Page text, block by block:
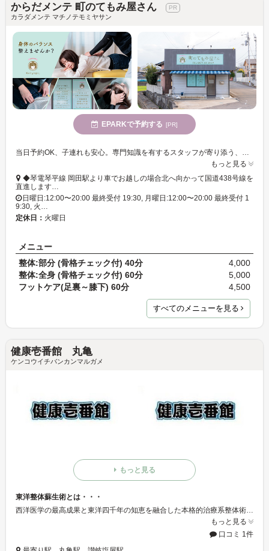
からだメンテ 町のてもみ屋さん
カラダメンテ マチノテモミヤサン
EPARKで予約する [PR]
当日予約OK、子連れも安心。専門知識を有するスタッフが寄り添う、優しい整体とボディケア。忙しい毎日に、ほっとできる身体のメンテナンスを
もっと見る
◆琴電琴平線 岡田駅より車でお越しの場合北へ向かって国道438号線を
直進します…
日曜日:12:00〜20:00 最終受付 19:30, 月曜日:12:00〜20:00 最終受付 1
9:30, 火…
定休日： 火曜日
メニュー
整体:部分 (骨格チェック付) 40分
4,000
整体:全身 (骨格チェック付) 60分
5,000
フットケア(足裏～膝下) 60分
4,500
すべてのメニューを見る
健康壱番館 丸亀
ケンコウイチバンカンマルガメ
もっと見る
東洋整体蘇生術とは・・・
もっと見る
口コミ 1件